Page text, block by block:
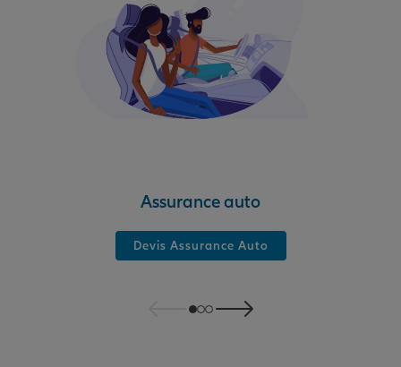
Assurance auto
Devis Assurance Auto